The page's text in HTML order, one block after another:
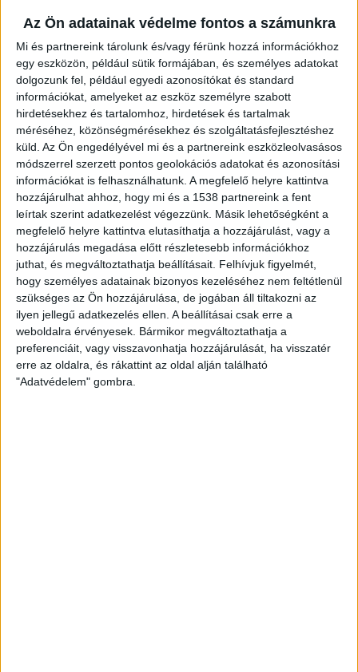
Az Ön adatainak védelme fontos a számunkra
Mi és partnereink tárolunk és/vagy férünk hozzá információkhoz
egy eszközön, például sütik formájában, és személyes adatokat
dolgozunk fel, például egyedi azonosítókat és standard
információkat, amelyeket az eszköz személyre szabott
hirdetésekhez és tartalomhoz, hirdetések és tartalmak
méréséhez, közönségmérésekhez és szolgáltatásfejlesztéshez
küld. Az Ön engedélyével mi és a partnereink eszközleolvasásos
módszerrel szerzett pontos geolokációs adatokat és azonosítási
információkat is felhasználhatunk. A megfelelő helyre kattintva
hozzájárulhat ahhoz, hogy mi és a 1538 partnereink a fent
leírtak szerint adatkezelést végezzünk. Másik lehetőségként a
megfelelő helyre kattintva elutasíthatja a hozzájárulást, vagy a
hozzájárulás megadása előtt részletesebb információkhoz
juthat, és megváltoztathatja beállításait. Felhívjuk figyelmét,
hogy személyes adatainak bizonyos kezeléséhez nem feltétlenül
szükséges az Ön hozzájárulása, de jogában áll tiltakozni az
ilyen jellegű adatkezelés ellen. A beállításai csak erre a
weboldalra érvényesek. Bármikor megváltoztathatja a
preferenciáit, vagy visszavonhatja hozzájárulását, ha visszatér
erre az oldalra, és rákattint az oldal alján található
"Adatvédelem" gombra.
Kilencmillió alatt indul a legolcsóbb elektromos
Volkswagen
Hoppon maradtak a villanyautós támogatási
program utolsó pályázói